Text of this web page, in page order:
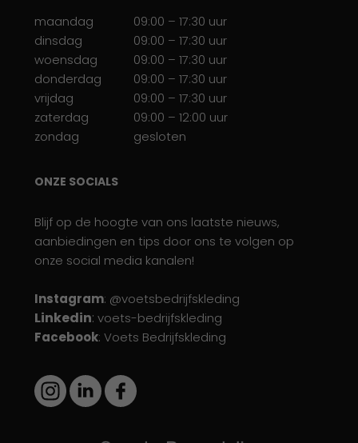
maandag
09:00 – 17:30 uur
dinsdag
09:00 – 17:30 uur
woensdag
09:00 – 17:30 uur
donderdag
09:00 – 17:30 uur
vrijdag
09:00 – 17:30 uur
zaterdag
09:00 – 12:00 uur
zondag
gesloten
ONZE SOCIALS
Blijf op de hoogte van ons laatste nieuws,
aanbiedingen en tips door ons te volgen op
onze social media kanalen!
Instagram: @voetsbedrijfskleding
Linkedin: voets-bedrijfskleding
Facebook: Voets Bedrijfskleding